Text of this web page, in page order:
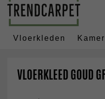
Vloerkleden Kamer
VLOERKLEED GOUD